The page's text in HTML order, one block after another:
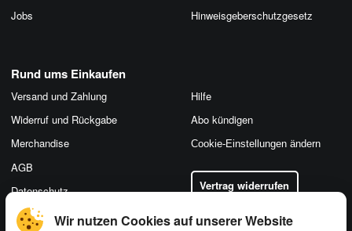
Wir nutzen Cookies auf unserer Website
Jobs
Hinweis­geber­schutz­gesetz
Rund ums Einkaufen
Versand und Zahlung
Widerruf und Rückgabe
Merchandise
AGB
Datenschutz
Hilfe
Abo kündigen
Cookie-Einstellungen ändern
Vertrag widerrufen